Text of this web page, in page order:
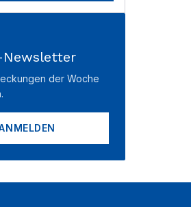
der Woche